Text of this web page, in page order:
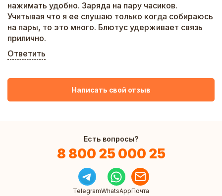
нажимать удобно. Заряда на пару часиков.
Учитывая что я ее слушаю только когда собираюсь
на пары, то это много. Блютус удерживает связь
прилично.
Ответить
Написать свой отзыв
Есть вопросы?
8 800 25 000 25
TelegramWhatsAppПочта